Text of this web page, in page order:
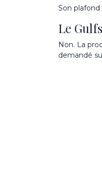
Son
Le
Non. La
demandé